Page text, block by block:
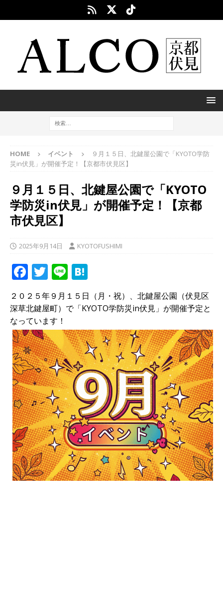
HOME イベント
９月１５日、北鍵屋公園で「KYOTO学防
災in伏見」が開催予定！【京都市伏見区】
９月１５日、北鍵屋公園で「KYOTO
学防災in伏見」が開催予定！【京都
市伏見区】
2025年9月14日 KYOTOFUSHIMI
F
a
c
e
b
o
o
k
T
w
it
te
r
Li
n
e
at
e
a
２０２５年９月１５日（月・祝）、北鍵屋公園（伏見区
深草北鍵屋町）で「KYOTO学防災in伏見」が開催予定と
なっています！